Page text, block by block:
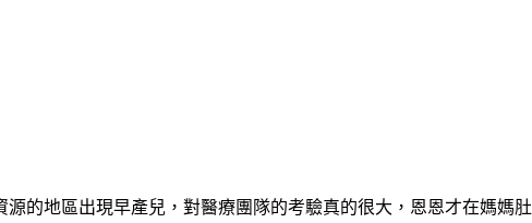
的地區出現早產兒，對醫療團隊的考驗真的很大，恩恩才在媽媽